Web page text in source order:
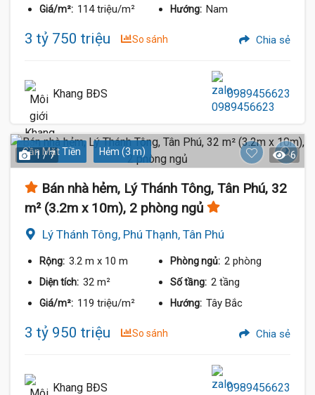
Giá/m²: 114 triệu/m² Hướng: Nam
3 tỷ 750 triệu So sánh Chia sẻ
Khang BĐS 0989456623
Gần Mặt Tiền Hẻm (3 m)
1 / 7 6
Bán nhà hẻm, Lý Thánh Tông, Tân Phú, 32
m² (3.2m x 10m), 2 phòng ngủ
Lý Thánh Tông, Phú Thạnh, Tân Phú
Rộng: 3.2 m x 10 m Phòng ngủ: 2 phòng
Diện tích: 32 m² Số tầng: 2 tầng
Giá/m²: 119 triệu/m² Hướng: Tây Bắc
3 tỷ 950 triệu So sánh Chia sẻ
Khang BĐS 0989456623